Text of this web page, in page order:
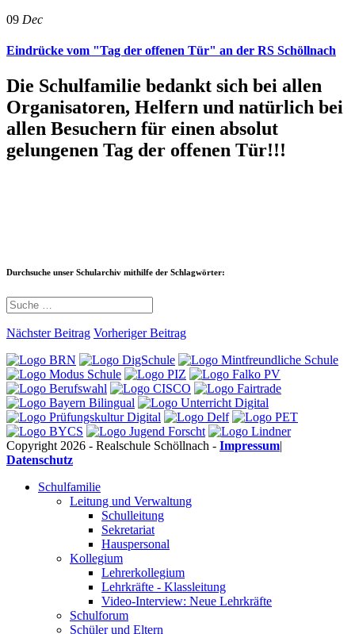
09 Dec
Eindrücke vom "Tag der offenen Tür" an der RS Schöllnach
Die Schulfamilie bedankt sich bei allen
Organisatoren, Helfern und natürlich bei
allen Besuchern für einen absolut
gelungenen Tag der offenen Tür!!!
Durchsuche unser Schularchiv mithilfe der Schlagwörter:
Nächster Beitrag Vorheriger Beitrag
Copyright 2026 - Realschule Schöllnach - Impressum|
Datenschutz
Schulfamilie
Leitung und Verwaltung
Schulleitung
Sekretariat
Hauspersonal
Kollegium
Lehrerkollegium
Lehrkräfte - Klassleitung
Video-Interview: Neue Lehrkräfte
Schulforum
Schüler und Eltern